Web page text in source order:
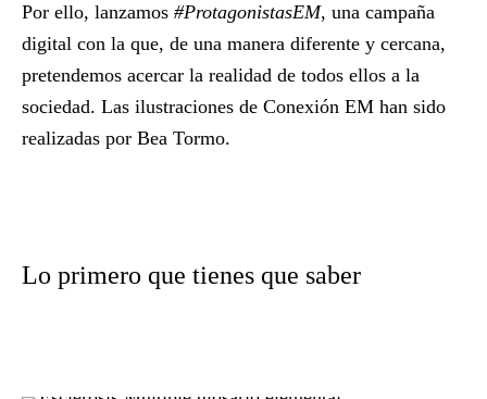
Por ello, lanzamos #ProtagonistasEM, una campaña
digital con la que, de una manera diferente y cercana,
pretendemos acercar la realidad de todos ellos a la
sociedad. Las ilustraciones de Conexión EM han sido
realizadas por Bea Tormo.
Lo primero que tienes que saber